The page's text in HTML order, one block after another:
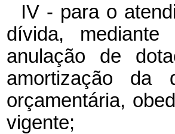
IV - para o
dívida,
anulação de
amortização
orçamentária,
vigente;